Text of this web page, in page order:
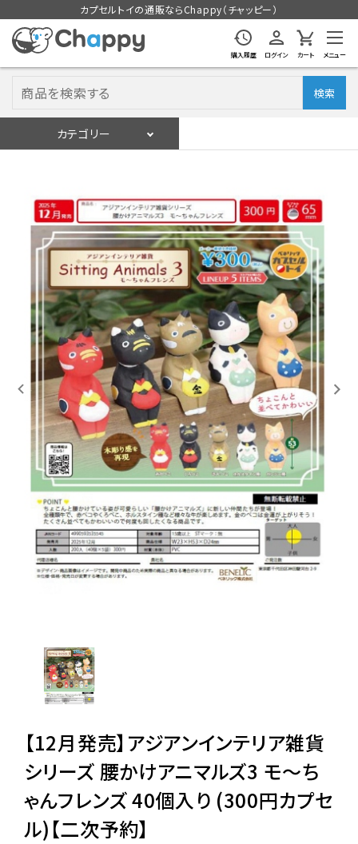
カプセルトイの通販ならChappy（チャッピー）
購入履歴 ログイン カート メニュー
検索
カテゴリー
入荷スケジュールをチェック
カプセルトイマシン本体
カプセルトイ
販促用空カプセル
レンタル
景品・玩具・文具
販促用カプセルトイ
よくあるご質問
06-6282-7659
【12月発売】アジアンインテリア雑貨
シリーズ 腰かけアニマルズ3 モ〜ち
ゃんフレンズ 40個入り (300円カプセ
ル)【二次予約】